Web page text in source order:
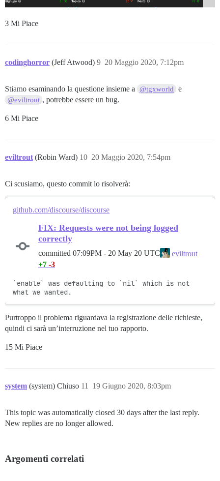
3 Mi Piace
codinghorror (Jeff Atwood) 20 Maggio 2020, 7:12pm
9
Stiamo esaminando la questione insieme a @tgxworld e
@eviltrout , potrebbe essere un bug.
6 Mi Piace
eviltrout (Robin Ward) 20 Maggio 2020, 7:54pm
10
Ci scusiamo, questo commit lo risolverà:
github.com/discourse/discourse
FIX: Requests were not being logged
correctly
committed 07:09PM - 20 May 20 UTC
eviltrout
+7 -3
`enable` was defaulting to `nil` which is not
what we wanted.
Purtroppo il problema riguardava la registrazione delle richieste,
quindi ci sarà un’interruzione nel tuo rapporto.
15 Mi Piace
system (system) Chiuso 19 Giugno 2020, 8:03pm
11
This topic was automatically closed 30 days after the last reply.
New replies are no longer allowed.
Argomenti correlati